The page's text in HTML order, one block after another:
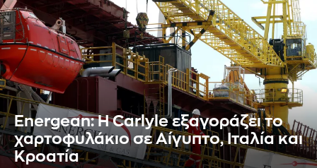
Energean: Η Carlyle εξαγοράζει τo
χαρτοφυλάκιο σε Αίγυπτο, Ιταλία και
Κροατία